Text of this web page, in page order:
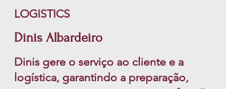
LOGISTICS
Dinis Albardeiro
Dinis gere o serviço ao cliente e a
logística, garantindo a preparação,